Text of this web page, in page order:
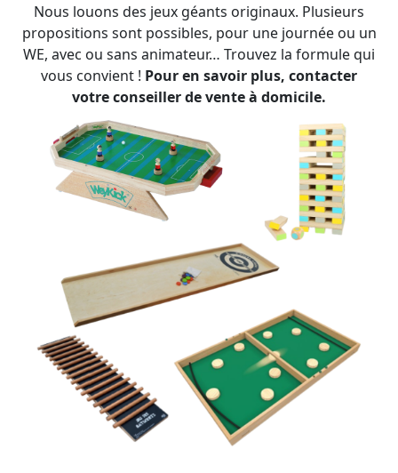
Nous louons des jeux géants originaux. Plusieurs
propositions sont possibles, pour une journée ou un
WE, avec ou sans animateur… Trouvez la formule qui
vous convient ! Pour en savoir plus, contacter
votre conseiller de vente à domicile.